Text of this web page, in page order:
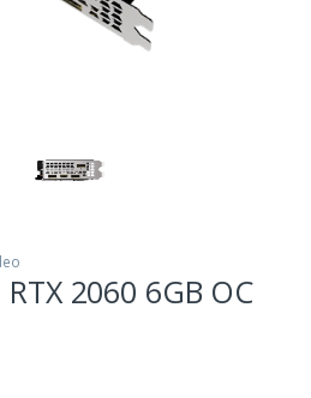
RTX 2060 6GB OC